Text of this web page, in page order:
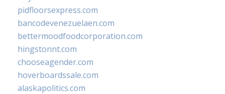
pidfloorsexpress.com
bancodevenezuelaen.com
bettermoodfoodcorporation.com
hingstonnt.com
chooseagender.com
hoverboardssale.com
alaskapolitics.com